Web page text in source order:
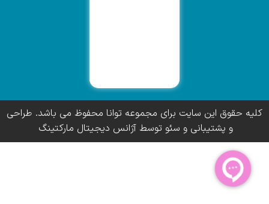
کلیه حقوق این سایت برای مجموعه توانا محفوظ می باشد. طراحی
و پشتیبانی و سئو توسط آژانس دیجیتال مارکتینگ